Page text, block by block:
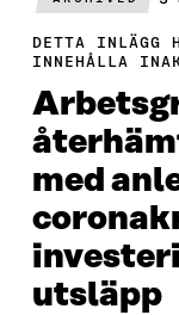
DETTA INLÄGG
INNEHÅLLA
med
utsläpp